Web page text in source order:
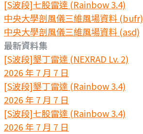
[S波段]七股雷達 (Rainbow 3.4)
中央大學剖風儀三維風場資料 (bufr)
中央大學剖風儀三維風場資料 (asd)
最新資料集
[S波段]墾丁雷達 (NEXRAD Lv. 2)
2026 年 7 月 7 日
[S波段]墾丁雷達 (Rainbow 3.4)
2026 年 7 月 7 日
[S波段]七股雷達 (Rainbow 3.4)
2026 年 7 月 7 日